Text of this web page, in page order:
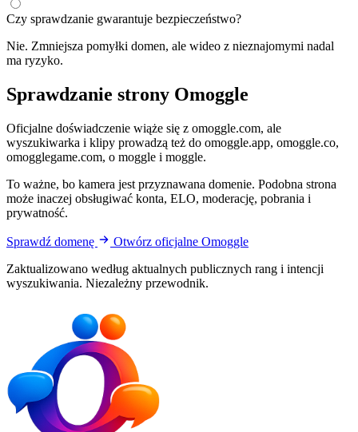
Czy sprawdzanie gwarantuje bezpieczeństwo?
Nie. Zmniejsza pomyłki domen, ale wideo z nieznajomymi nadal
ma ryzyko.
Sprawdzanie strony Omoggle
Oficjalne doświadczenie wiąże się z omoggle.com, ale
wyszukiwarka i klipy prowadzą też do omoggle.app, omoggle.co,
omogglegame.com, o moggle i moggle.
To ważne, bo kamera jest przyznawana domenie. Podobna strona
może inaczej obsługiwać konta, ELO, moderację, pobrania i
prywatność.
Sprawdź domenę
Otwórz oficjalne Omoggle
Zaktualizowano według aktualnych publicznych rang i intencji
wyszukiwania. Niezależny przewodnik.